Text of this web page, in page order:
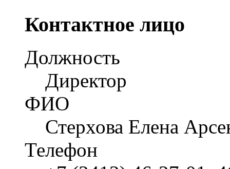
Контактное лицо
Должность
Директор
ФИО
Стерхова Елена
Телефон